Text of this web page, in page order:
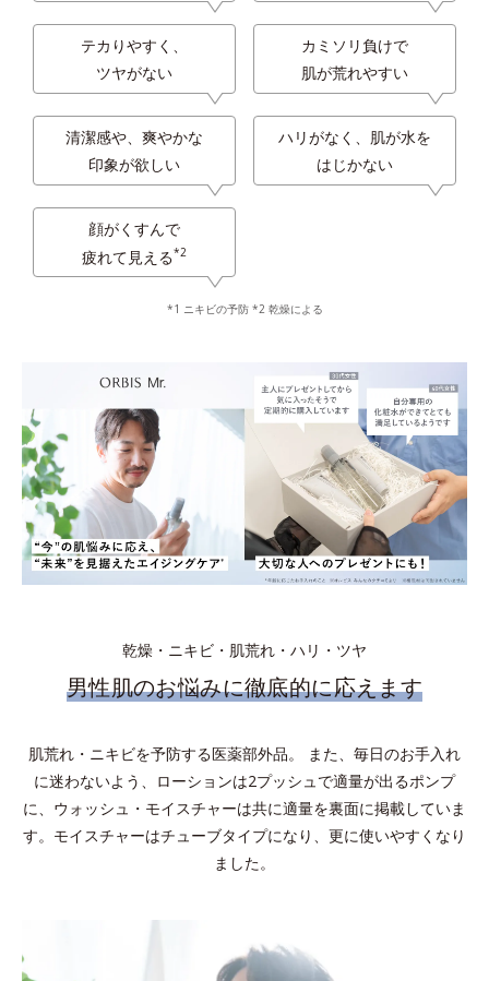
テカりやすく、
ツヤがない
カミソリ負けで
肌が荒れやすい
清潔感や、爽やかな
印象が欲しい
ハリがなく、肌が水を
はじかない
顔がくすんで
疲れて見える*2
*1 ニキビの予防 *2 乾燥による
乾燥・ニキビ・肌荒れ・ハリ・ツヤ
男性肌のお悩みに徹底的に応えます
肌荒れ・ニキビを予防する医薬部外品。 また、毎日のお手入れ
に迷わないよう、ローションは2プッシュで適量が出るポンプ
に、ウォッシュ・モイスチャーは共に適量を裏面に掲載していま
す。モイスチャーはチューブタイプになり、更に使いやすくなり
ました。